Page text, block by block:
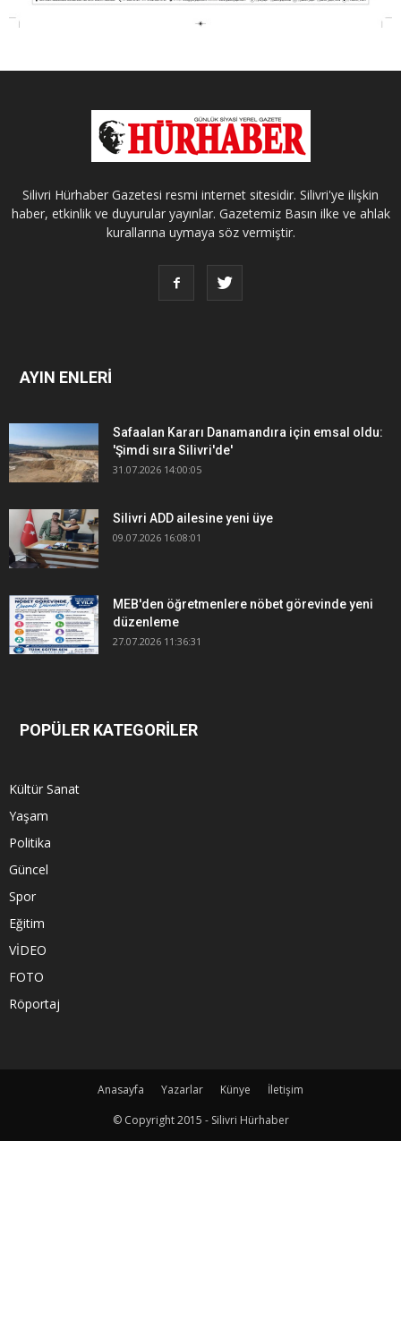
Silivri Hürhaber Gazetesi resmi internet sitesidir. Silivri'ye ilişkin
haber, etkinlik ve duyurular yayınlar. Gazetemiz Basın ilke ve ahlak
kurallarına uymaya söz vermiştir.
AYIN ENLERİ
Safaalan Kararı Danamandıra için emsal oldu:
'Şimdi sıra Silivri'de'
31.07.2026 14:00:05
Silivri ADD ailesine yeni üye
09.07.2026 16:08:01
MEB'den öğretmenlere nöbet görevinde yeni
düzenleme
27.07.2026 11:36:31
POPÜLER KATEGORİLER
Kültür Sanat
Yaşam
Politika
Güncel
Spor
Eğitim
VİDEO
FOTO
Röportaj
Anasayfa Yazarlar Künye
İletişim
© Copyright 2015 - Silivri Hürhaber